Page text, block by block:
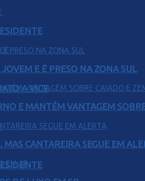
A VICE
E É PRESO NA ZONA SUL
E MANTÉM VANTAGEM
CANTAREIRA SEGUE EM